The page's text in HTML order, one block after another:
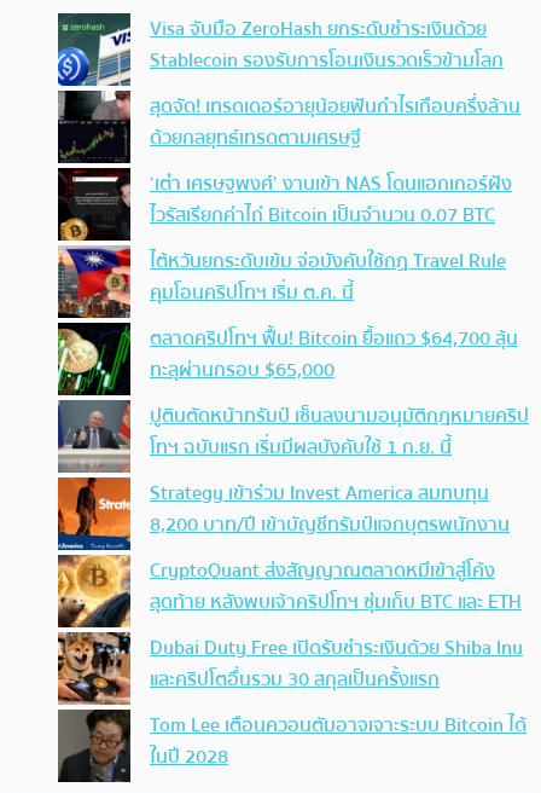
Visa จับมือ ZeroHash ยกระดับชำระเงินด้วย
Stablecoin รองรับการโอนเงินรวดเร็วข้ามโลก
สุดจัด! เทรดเดอร์อายุน้อยฟันกำไรเกือบครึ่งล้าน
ด้วยกลยุทธ์เทรดตามเศรษฐี
‘เต๋า เศรษฐพงศ์’ งานเข้า NAS โดนแฮกเกอร์ฝัง
ไวรัสเรียกค่าไถ่ Bitcoin เป็นจำนวน 0.07 BTC
ไต้หวันยกระดับเข้ม จ่อบังคับใช้กฏ Travel Rule
คุมโอนคริปโทฯ เริ่ม ต.ค. นี้
ตลาดคริปโทฯ ฟื้น! Bitcoin ยื้อแถว $64,700 ลุ้น
ทะลุผ่านกรอบ $65,000
ปูตินตัดหน้าทรัมป์ เซ็นลงนามอนุมัติกฎหมายคริป
โทฯ ฉบับแรก เริ่มมีผลบังคับใช้ 1 ก.ย. นี้
Strategy เข้าร่วม Invest America สมทบทุน
8,200 บาท/ปี เข้าบัญชีทรัมป์แจกบุตรพนักงาน
CryptoQuant ส่งสัญญาณตลาดหมีเข้าสู่โค้ง
สุดท้าย หลังพบเจ้าคริปโทฯ ซุ่มเก็บ BTC และ ETH
Dubai Duty Free เปิดรับชำระเงินด้วย Shiba Inu
และคริปโตอื่นรวม 30 สกุลเป็นครั้งแรก
Tom Lee เตือนควอนตัมอาจเจาะระบบ Bitcoin ได้
ในปี 2028